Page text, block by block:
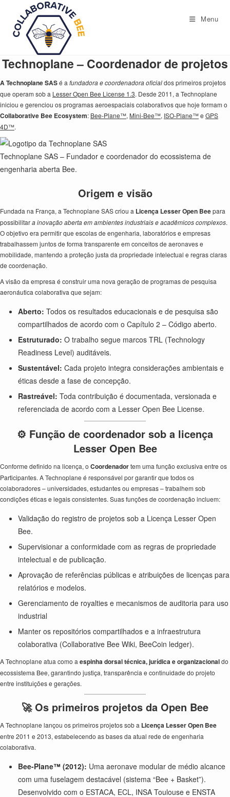
conteúdo
Menu
Technoplane – Coordenador de projetos
A Technoplane SASé a fundadora e coordenadora oficialdos primeiros projetos
que operam sob a Lesser Open Bee License 1.3. Desde 2011, a Technoplane
iniciou e gerenciou os programas aeroespaciais colaborativos que hoje formam o
Collaborative Bee Ecosystem: Bee-Plane™, Mini-Bee™, ISO-Plane™e GPS
4D™.
Technoplane SAS – Fundador e coordenador do ecossistema de
engenharia aberta Bee.
Origem e visão
Fundada na França, a Technoplane SAS criou a Licença Lesser Open Beepara
possibilitara inovação aberta em ambientes industriais e acadêmicos complexos.
O objetivo era permitir que escolas de engenharia, laboratórios e empresas
trabalhassem juntos de forma transparente em conceitos de aeronaves e
mobilidade, mantendo a proteção justa da propriedade intelectual e regras claras
de coordenação.
A visão da empresa é construir uma nova geração de programas de pesquisa
aeronáutica colaborativa que sejam:
Aberto: Todos os resultados educacionais e de pesquisa são
compartilhados de acordo com o Capítulo 2 – Código aberto.
Estruturado: O trabalho segue marcos TRL (Technology
Readiness Level) auditáveis.
Sustentável: Cada projeto integra considerações ambientais e
éticas desde a fase de concepção.
Rastreável: Toda contribuição é documentada, versionada e
referenciada de acordo com a Lesser Open Bee License.
⚙️ Função de coordenador sob a licença
Lesser Open Bee
Conforme definido na licença, o Coordenadortem uma função exclusiva entre os
Participantes. A Technoplane é responsável por garantir que todos os
colaboradores – universidades, estudantes ou empresas – trabalhem sob
condições éticas e legais consistentes. Suas funções de coordenação incluem:
Validação do registro de projetos sob a Licença Lesser Open
Bee.
Supervisionar a conformidade com as regras de propriedade
intelectual e de publicação.
Aprovação de referências públicas e atribuições de licenças para
relatórios e modelos.
Gerenciamento de royalties e mecanismos de auditoria para uso
industrial
Manter os repositórios compartilhados e a infraestrutura
colaborativa (Collaborative Bee Wiki, BeeCoin ledger).
A Technoplane atua como a espinha dorsal técnica, jurídica e organizacionaldo
ecossistema Bee, garantindo justiça, transparência e continuidade do projeto
entre instituições e gerações.
🚀 Os primeiros projetos da Open Bee
A Technoplane lançou os primeiros projetos sob a Licença Lesser Open Bee
entre 2011 e 2013, estabelecendo as bases da atual rede de engenharia
colaborativa.
Bee-Plane™ (2012): Uma aeronave modular de médio alcance
com uma fuselagem destacável (sistema “Bee + Basket”).
Desenvolvido com o ESTACA, ECL, INSA Toulouse e ENSTA